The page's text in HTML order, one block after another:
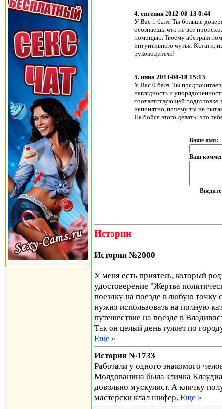
4. евгения 2012-08-13 0:44
У Вас 1 балл. Ты больше
осознаешь, что не все
помощью. Твоему
интуитивного чутья. Кстати,
руководители!
5. инна 2013-08-18 15:13
У Вас 0 балл. Ты
наглядность и
соответствующей подготовке
непонятно, почему ты не
Не бойся этого делать: это
Ваше имя:
Ваш
Истории
История №2000
У меня есть приятель, который
удостоверение "Жертва
поездку на поезде в любую точку
нужно использовать на полную
путешествие на поезде в
Так он целый день гуляет по
Еще »
История №1733
Работали у одного знакомого
Молдованина была кличка
довольно мускулист. А кличку
мастерски клал шифер. Еще »